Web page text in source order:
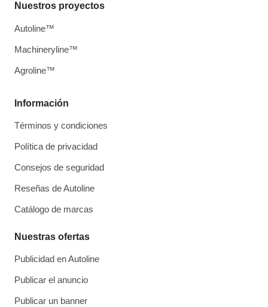
Información
Términos y condiciones
Política de privacidad
Consejos de seguridad
Reseñas de Autoline
Catálogo de marcas
Nuestras ofertas
Publicidad en Autoline
Publicar el anuncio
Publicar un banner
Nuestros proyectos
Autoline™
Machineryline™
Agroline™